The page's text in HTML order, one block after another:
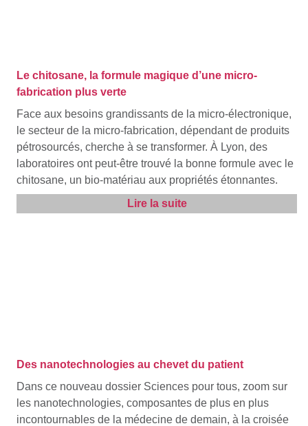
Le chitosane, la formule magique d’une micro-
fabrication plus verte
Face aux besoins grandissants de la micro-électronique,
le secteur de la micro-fabrication, dépendant de produits
pétrosourcés, cherche à se transformer. À Lyon, des
laboratoires ont peut-être trouvé la bonne formule avec le
chitosane, un bio-matériau aux propriétés étonnantes.
Lire la suite
Des nanotechnologies au chevet du patient
Dans ce nouveau dossier Sciences pour tous, zoom sur
les nanotechnologies, composantes de plus en plus
incontournables de la médecine de demain, à la croisée